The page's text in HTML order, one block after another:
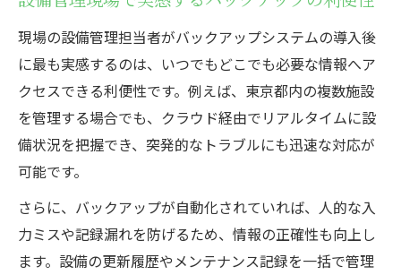
現場の設備管理担当者がバックアップシステムの導入後
に最も実感するのは、いつでもどこでも必要な情報へア
クセスできる利便性です。例えば、東京都内の複数施設
を管理する場合でも、クラウド経由でリアルタイムに設
備状況を把握でき、突発的なトラブルにも迅速な対応が
可能です。
さらに、バックアップが自動化されていれば、人的な入
力ミスや記録漏れを防げるため、情報の正確性も向上し
ます。設備の更新履歴やメンテナンス記録を一括で管理